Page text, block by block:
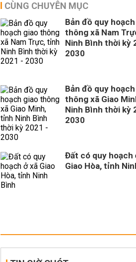
CÙNG CHUYÊN MỤC
Bản đồ quy
thông xã Nam
Ninh Bình thời kỳ
2030
Bản đồ quy
thông xã Giao
Ninh Bình thời kỳ
2030
Đất có quy hoạch
Giao Hòa, tỉnh